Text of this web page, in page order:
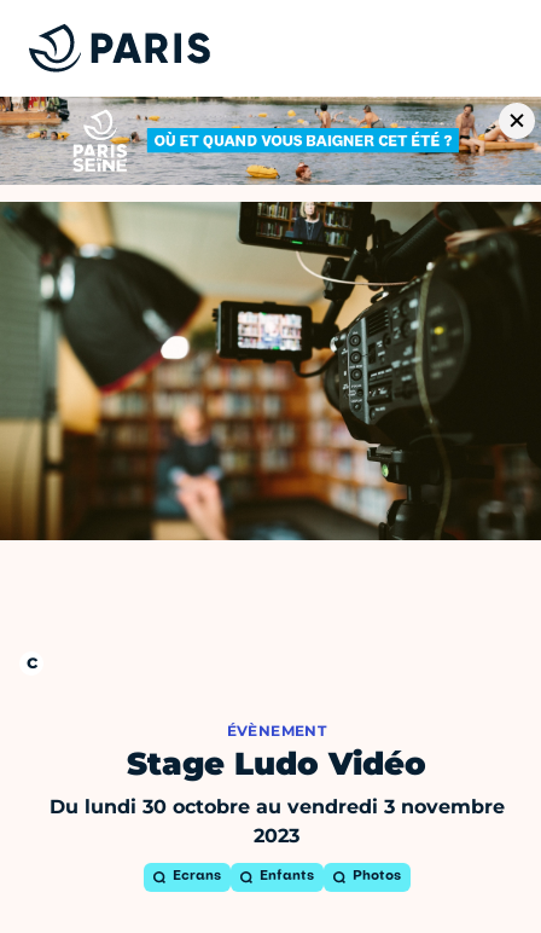
ÉVÈNEMENT
Stage Ludo Vidéo
Du lundi 30 octobre au vendredi 3 novembre
2023
Ecrans Enfants Photos